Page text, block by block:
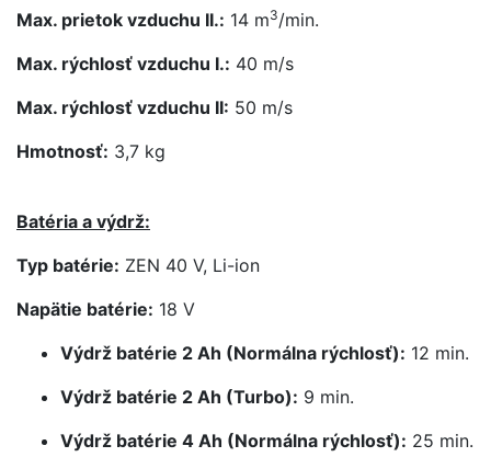
Max. prietok vzduchu II.: 14 m3/min.
Max. rýchlosť vzduchu I.: 40 m/s
Max. rýchlosť vzduchu II: 50 m/s
Hmotnosť: 3,7 kg
Batéria a výdrž:
Typ batérie: ZEN 40 V, Li-ion
Napätie batérie: 18 V
Výdrž batérie 2 Ah (Normálna rýchlosť): 12 min.
Výdrž batérie 2 Ah (Turbo): 9 min.
Výdrž batérie 4 Ah (Normálna rýchlosť): 25 min.